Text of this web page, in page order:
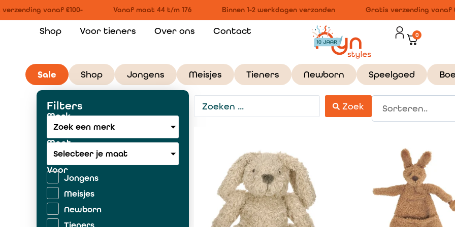
vanaf €100- Vanaf maat 44 t/m 176 Binnen 1-2 werkdagen verzonden Gratis verzending vanaf
Shop Voor tieners Over ons Contact 0
Sale Shop Jongens Meisjes Tieners Newborn Speelgoed
Filters
Merk
Zoek een merk
Maat
Selecteer je maat
Voor
Jongens
Meisjes
Newborn
Zoek